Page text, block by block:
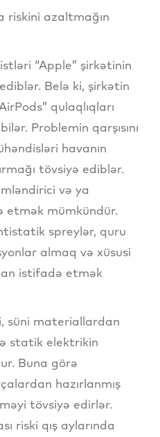
riskini azaltmağın
“Apple” şirkətinin
Belə ki, şirkətin
qulaqlıqları
Problemin qarşısını
havanın
tövsiyə ediblər.
və ya
etmək mümkündür.
spreylər, quru
almaq və xüsusi
istifadə etmək
süni materiallardan
statik elektrikin
Buna görə
hazırlanmış
tövsiyə edirlər.
riski qış aylarında